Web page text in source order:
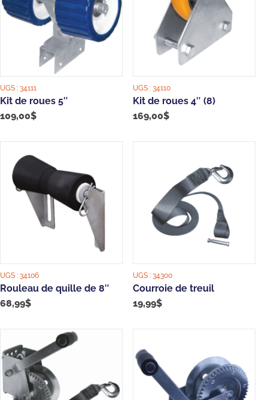
UGS : 34111
Kit de roues 5″
109,00$
UGS :34110
Kit de roues 4″ (8)
169,00$
UGS : 34106
Rouleau de quille de 8″
68,99$
UGS :34300
Courroie de treuil
19,99$